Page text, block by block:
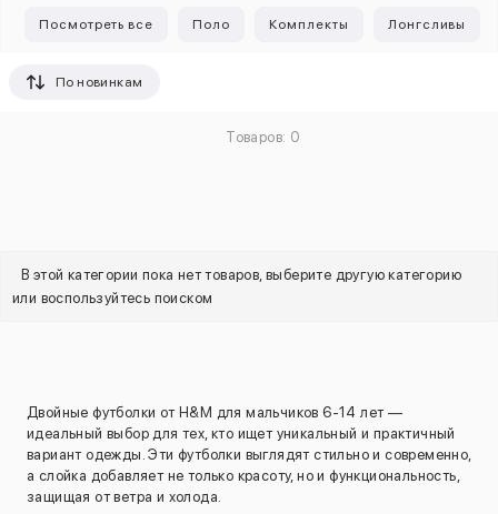
Посмотреть все Поло Комплекты Лонгсливы
По новинкам
Товаров: 0
В этой категории пока нет товаров, выберите другую категорию
или воспользуйтесь поиском
Двойные футболки от H&M для мальчиков 6-14 лет —
идеальный выбор для тех, кто ищет уникальный и практичный
вариант одежды. Эти футболки выглядят стильно и современно,
а слойка добавляет не только красоту, но и функциональность,
защищая от ветра и холода.